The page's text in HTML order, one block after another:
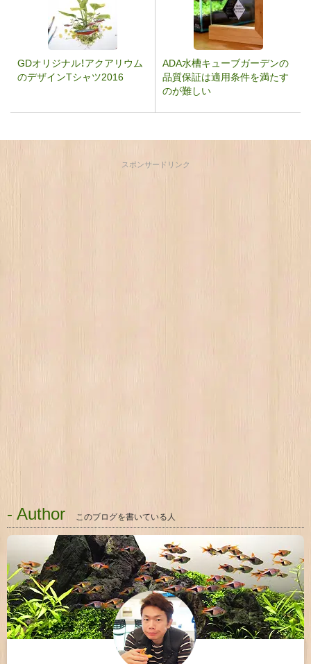
GDオリジナル！アクアリウム
のデザインTシャツ2016
ADA水槽キューブガーデンの
品質保証は適用条件を満たす
のが難しい
スポンサードリンク
- Author このブログを書いている人